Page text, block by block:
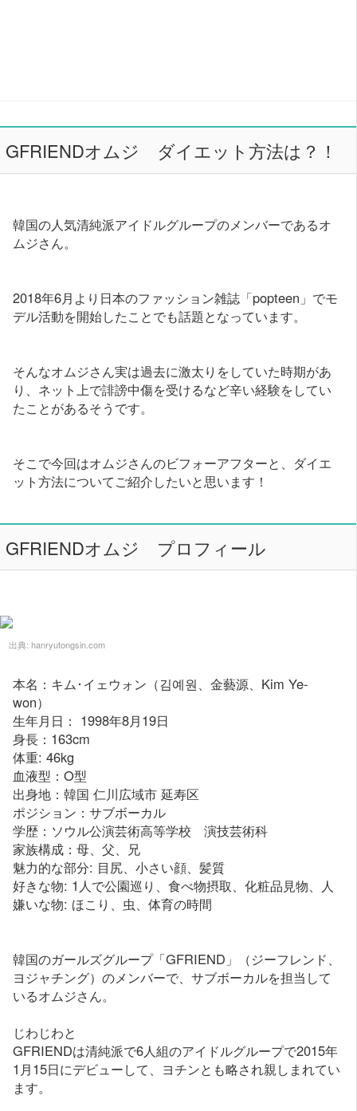
GFRIENDオムジ ダイエット方法は？！
韓国の人気清純派アイドルグループのメンバーであるオ
ムジさん。
2018年6月より日本のファッション雑誌「popteen」でモ
デル活動を開始したことでも話題となっています。
そんなオムジさん実は過去に激太りをしていた時期があ
り、ネット上で誹謗中傷を受けるなど辛い経験をしてい
たことがあるそうです。
そこで今回はオムジさんのビフォーアフターと、ダイエ
ット方法についてご紹介したいと思います！
GFRIENDオムジ プロフィール
出典: hanryutongsin.com
本名：キム･イェウォン（김예원、金藝源、Kim Ye-
won）
生年月日： 1998年8月19日
身長：163cm
体重: 46kg
血液型：O型
出身地：韓国 仁川広域市 延寿区
ポジション：サブボーカル
学歴：ソウル公演芸術高等学校 演技芸術科
家族構成：母、父、兄
魅力的な部分: 目尻、小さい顔、髪質
好きな物: 1人で公園巡り、食べ物摂取、化粧品見物、人
嫌いな物: ほこり、虫、体育の時間
韓国のガールズグループ「GFRIEND」（ジーフレンド、
ヨジャチング）のメンバーで、サブボーカルを担当して
いるオムジさん。
じわじわと
GFRIENDは清純派で6人組のアイドルグループで2015年
1月15日にデビューして、ヨチンとも略され親しまれてい
ます。